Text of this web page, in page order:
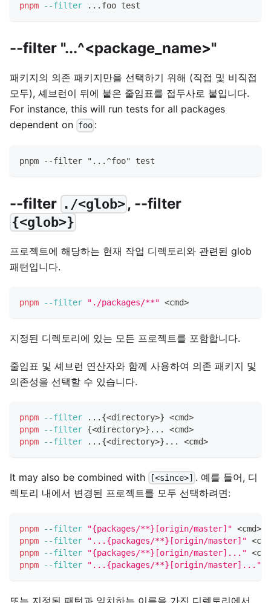
pnpm --filter .. .foo test
--filter "...^<package_name>"
패키지의 의존 패키지만을 선택하기 위해 (직접 및 비직접
모두), 셰브런이 뒤에 붙은 줄임표를 접두사로 붙입니다.
For instance, this will run tests for all packages
dependent on foo :
pnpm --filter "...^foo" test
--filter ./<glob> , --filter
{<glob>}
프로젝트에 해당하는 현재 작업 디렉토리와 관련된 glob
패턴입니다.
pnpm --filter "./packages/**" <cmd>
지정된 디렉토리에 있는 모든 프로젝트를 포함합니다.
줄임표 및 셰브런 연산자와 함께 사용하여 의존 패키지 및
의존성을 선택할 수 있습니다.
pnpm --filter .. . {<directory>} <cmd>
pnpm
--filter {<directory>} .. . <cmd>
pnpm
--filter .. . {<directory>} .. . <cmd>
It may also be combined with [<since>] . 예를 들어, 디
렉토리 내에서 변경된 프로젝트를 모두 선택하려면:
pnpm --filter "{packages/**}[origin/master]" <cmd>
pnpm
--filter "...{packages/**}[origin/master]" <cmd
pnpm
--filter "{packages/**}[origin/master]..." <cmd
pnpm
--filter "...{packages/**}[origin/master]..."
또는 지정된 패턴과 일치하는 이름을 가진 디렉토리에서